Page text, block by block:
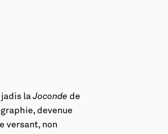
jadis laJoconde de
devenue
versant, non